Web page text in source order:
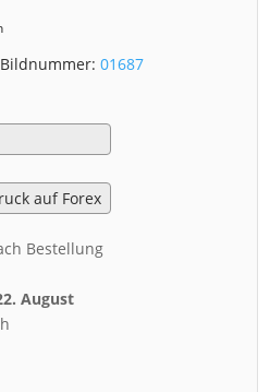
01687
Bestellung
August